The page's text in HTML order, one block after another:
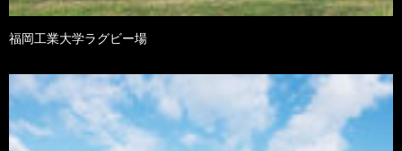
福岡工業大学ラグビー場